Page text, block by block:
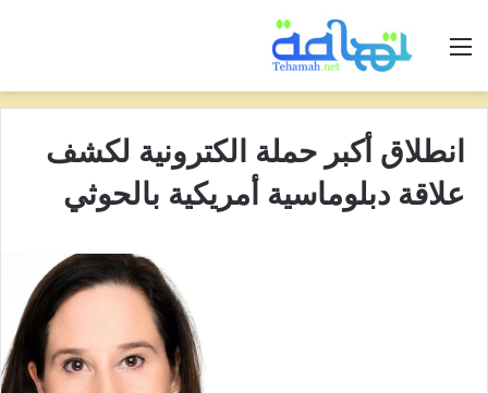
القائمة
انطلاق أكبر حملة الكترونية لكشف
علاقة دبلوماسية أمريكية بالحوثي